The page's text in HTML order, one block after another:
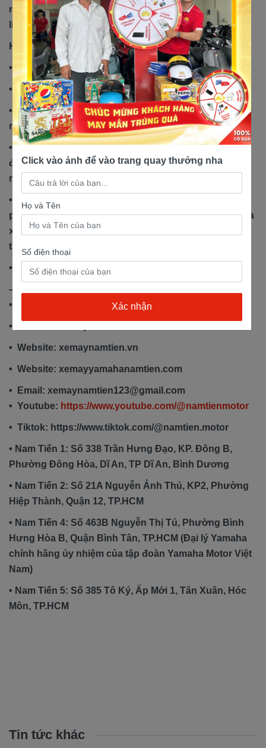
ngay các chi nhánh cửa hàng để mua ngay nhé. Hoặc
liên hệ ngay số hotline 1900 2145 để được tư vấn.
Hệ Thống Xe Máy Nam Tiến
• Bảo hành 3 năm hoặc 30.000km.
• Giao xe miễn phí tận nhà.
• Hỗ trợ trả góp lãi suất 0% nhận cà vẹt gốc, thủ tục
nhanh gọn
• Tải app Nam Tiến Motor có cơ hội trúng thưởng lên
đến 10 triệu, theo dõi sổ bảo hành và gọi cứu hộ xe
máy dễ dàng, tiện lợi.
• Quà tặng hấp dẫn: nón bảo hiểm Nam Tiến, áo mưa,
phiếu thay nhớt giảm giá 30-50%, biển mica xin số, rửa
xe miễn phí cho khách hàng từ thứ 2 đến thứ 6 hàng
tuần.
• Nhận thu xe cũ đổi xe mới.
—------------------------------------
• Hotline: 1900 2145
• Website: xemaynamtien.com
• Website: xemaynamtien.vn
• Website: xemayyamahanamtien.com
• Email: xemaynamtien123@gmail.com
• Youtube: https://www.youtube.com/@namtienmotor
• Tiktok: https://www.tiktok.com/@namtien.motor
• Nam Tiến 1: Số 338 Trần Hưng Đạo, KP. Đông B,
Phường Đông Hòa, Dĩ An, TP Dĩ An, Bình Dương
• Nam Tiến 2: Số 21A Nguyễn Ảnh Thủ, KP2, Phường
Hiệp Thành, Quận 12, TP.HCM
• Nam Tiến 4: Số 463B Nguyễn Thị Tú, Phường Bình
Hưng Hòa B, Quận Bình Tân, TP.HCM (Đại lý Yamaha
chính hãng ủy nhiệm của tập đoàn Yamaha Motor Việt
Nam)
• Nam Tiến 5: Số 385 Tô Ký, Ấp Mới 1, Tân Xuân, Hóc
Môn, TP.HCM
Tin tức khác
Click vào ảnh để vào trang quay thưởng nha
Họ và Tên
Số điện thoại